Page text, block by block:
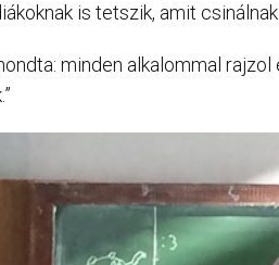
is tetszik, amit csinálnak.
minden alkalommal